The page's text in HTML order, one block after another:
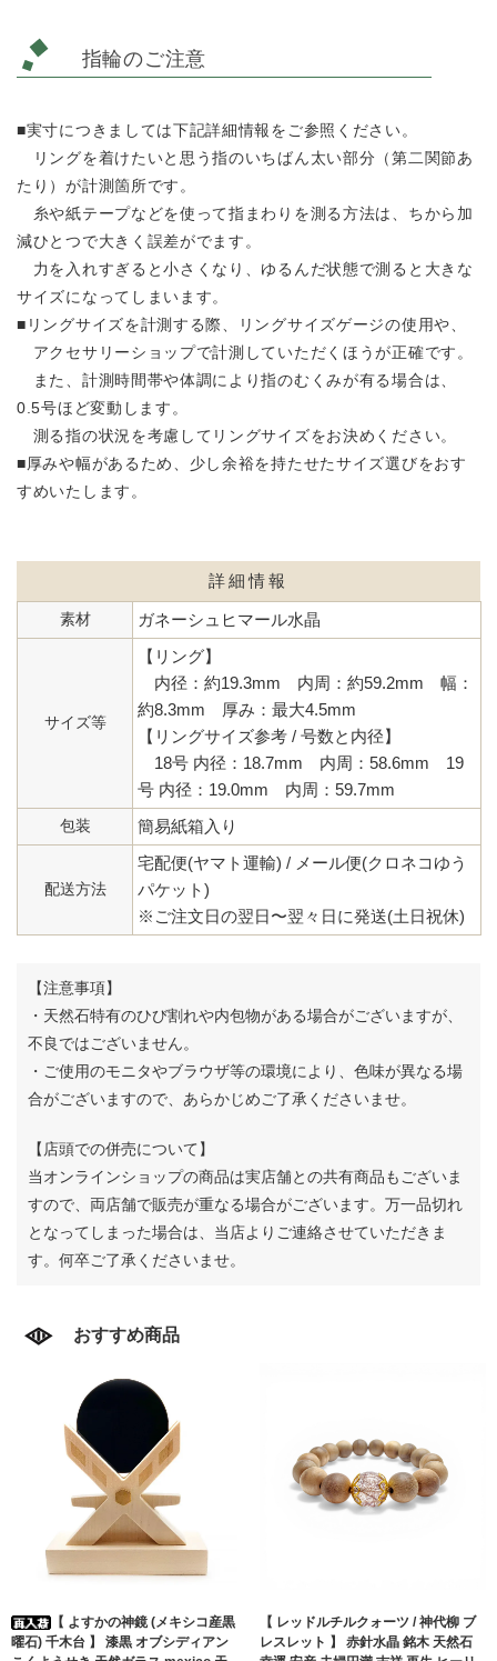
指輪のご注意
■実寸につきましては下記詳細情報をご参照ください。
リングを着けたいと思う指のいちばん太い部分（第二関節あ
たり）が計測箇所です。
糸や紙テープなどを使って指まわりを測る方法は、ちから加
減ひとつで大きく誤差がでます。
力を入れすぎると小さくなり、ゆるんだ状態で測ると大きな
サイズになってしまいます。
■リングサイズを計測する際、リングサイズゲージの使用や、
アクセサリーショップで計測していただくほうが正確です。
また、計測時間帯や体調により指のむくみが有る場合は、
0.5号ほど変動します。
測る指の状況を考慮してリングサイズをお決めください。
■厚みや幅があるため、少し余裕を持たせたサイズ選びをおす
すめいたします。
詳細情報
素材 ガネーシュヒマール水晶
サイズ等
【リング】
内径：約19.3mm 内周：約59.2mm 幅：
約8.3mm 厚み：最大4.5mm
【リングサイズ参考 / 号数と内径】
18号 内径：18.7mm 内周：58.6mm 19
号 内径：19.0mm 内周：59.7mm
包装
簡易紙箱入り
配送方法
宅配便(ヤマト運輸) / メール便(クロネコゆう
パケット)
※ご注文日の翌日〜翌々日に発送(土日祝休)
【注意事項】
・天然石特有のひび割れや内包物がある場合がございますが、
不良ではございません。
・ご使用のモニタやブラウザ等の環境により、色味が異なる場
合がございますので、あらかじめご了承くださいませ。
【店頭での併売について】
当オンラインショップの商品は実店舗との共有商品もございま
すので、両店舗で販売が重なる場合がございます。 万一品切れ
となってしまった場合は、当店よりご連絡させていただきま
す。何卒ご了承くださいませ。
おすすめ商品
【 よすかの神鏡 (メキシコ産黒
曜石) 千木台 】 漆黒 オブシディアン
【 レッドルチルクォーツ / 神代柳 ブ
レスレット 】 赤針水晶 銘木 天然石